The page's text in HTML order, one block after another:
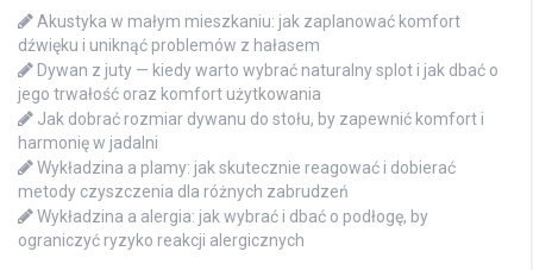
Akustyka w małym mieszkaniu: jak zaplanować komfort
dźwięku i uniknąć problemów z hałasem
Dywan z juty — kiedy warto wybrać naturalny splot i jak dbać o
jego trwałość oraz komfort użytkowania
Jak dobrać rozmiar dywanu do stołu, by zapewnić komfort i
harmonię w jadalni
Wykładzina a plamy: jak skutecznie reagować i dobierać
metody czyszczenia dla różnych zabrudzeń
Wykładzina a alergia: jak wybrać i dbać o podłogę, by
ograniczyć ryzyko reakcji alergicznych